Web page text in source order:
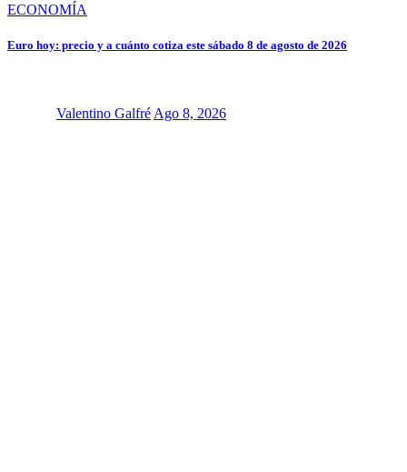
ECONOMÍA
Euro hoy: precio y a cuánto cotiza este sábado 8 de agosto de 2026
Valentino Galfré Ago 8, 2026